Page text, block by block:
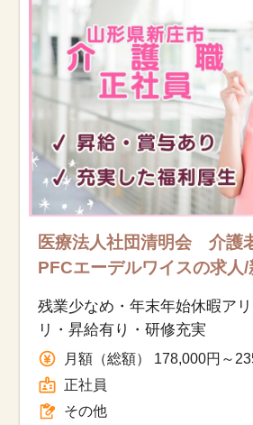
医療法人社団清明会 介護
PFCエーデルワイスの求人/
残業少なめ・年末年始休暇ア
リ・昇給有り・研修充実
月額（総額） 178,000円～
正社員
その他